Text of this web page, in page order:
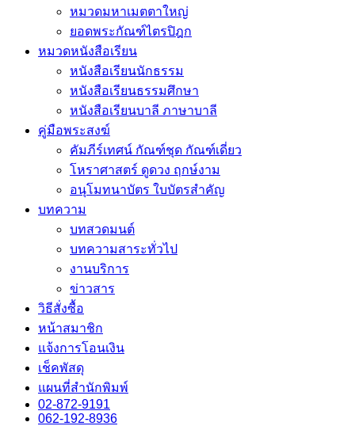
หมวดมหาเมตตาใหญ่
ยอดพระกัณฑ์ไตรปิฎก
หมวดหนังสือเรียน
หนังสือเรียนนักธรรม
หนังสือเรียนธรรมศึกษา
หนังสือเรียนบาลี ภาษาบาลี
คู่มือพระสงฆ์
คัมภีร์เทศน์ กัณฑ์ชุด กัณฑ์เดี่ยว
โหราศาสตร์ ดูดวง ฤกษ์งาม
อนุโมทนาบัตร ใบบัตรสำคัญ
บทความ
บทสวดมนต์
บทความสาระทั่วไป
งานบริการ
ข่าวสาร
วิธีสั่งซื้อ
หน้าสมาชิก
แจ้งการโอนเงิน
เช็คพัสดุ
แผนที่สำนักพิมพ์
02-872-9191
062-192-8936